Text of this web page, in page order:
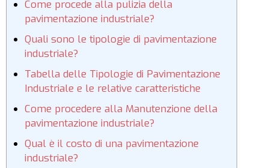
Come procede alla pulizia della
pavimentazione industriale?
Quali sono le tipologie di pavimentazione
industriale?
Tabella delle Tipologie di Pavimentazione
Industriale e le relative caratteristiche
Come procedere alla Manutenzione della
pavimentazione industriale?
Qual è il costo di una pavimentazione
industriale?